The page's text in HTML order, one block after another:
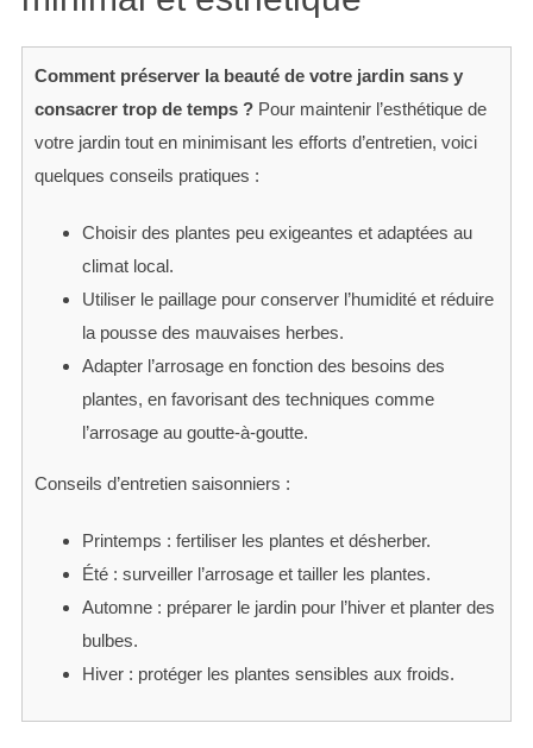
Comment préserver la beauté de votre jardin sans y
consacrer trop de temps ?Pour maintenir l’esthétique de
votre jardin tout en minimisant les efforts d’entretien, voici
quelques conseils pratiques :
Choisir des plantes peu exigeantes et adaptées au
climat local.
Utiliser le paillage pour conserver l’humidité et réduire
la pousse des mauvaises herbes.
Adapter l’arrosage en fonction des besoins des
plantes, en favorisant des techniques comme
l’arrosage au goutte-à-goutte.
Conseils d’entretien saisonniers :
Printemps : fertiliser les plantes et désherber.
Été : surveiller l’arrosage et tailler les plantes.
Automne : préparer le jardin pour l’hiver et planter des
bulbes.
Hiver : protéger les plantes sensibles aux froids.